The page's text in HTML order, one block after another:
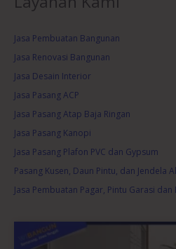
Jasa Pembuatan Bangunan
Jasa Renovasi Bangunan
Jasa Desain Interior
Jasa Pasang ACP
Jasa Pasang Atap Baja Ringan
Jasa Pasang Kanopi
Jasa Pasang Plafon PVC dan Gypsum
Pasang Kusen, Daun Pintu, dan Jendela
Jasa Pembuatan Pagar, Pintu Garasi dan